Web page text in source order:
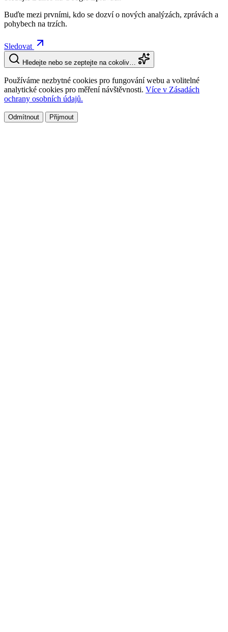
Buďte mezi prvními, kdo se dozví o nových analýzách, zprávách a
pohybech na trzích.
Sledovat
Hledejte nebo se zeptejte na cokoliv…
Používáme nezbytné cookies pro fungování webu a volitelné
analytické cookies pro měření návštěvnosti. Více v Zásadách
ochrany osobních údajů.
Odmítnout Přijmout